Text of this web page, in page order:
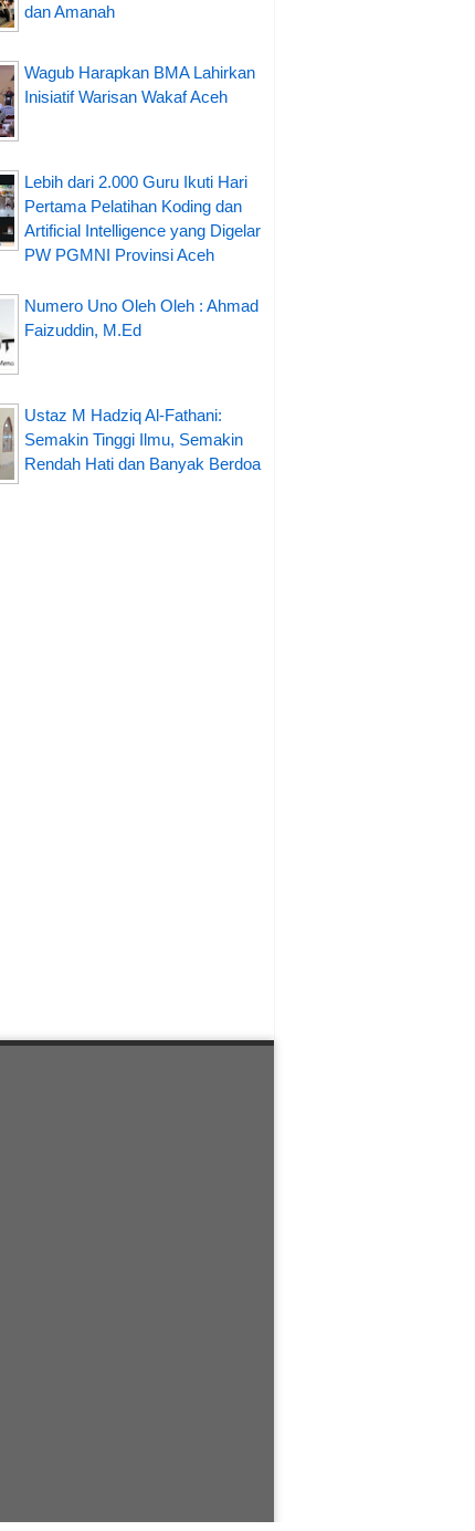
dan Amanah
Wagub Harapkan BMA Lahirkan
Inisiatif Warisan Wakaf Aceh
Lebih dari 2.000 Guru Ikuti Hari
Pertama Pelatihan Koding dan
Artificial Intelligence yang Digelar
PW PGMNI Provinsi Aceh
Numero Uno Oleh Oleh : Ahmad
Faizuddin, M.Ed
Ustaz M Hadziq Al-Fathani:
Semakin Tinggi Ilmu, Semakin
Rendah Hati dan Banyak Berdoa